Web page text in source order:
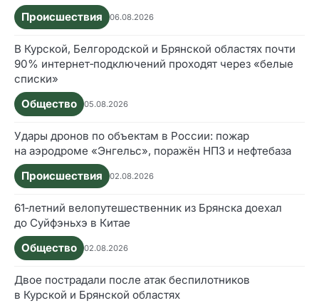
Происшествия
06.08.2026
В Курской, Белгородской и Брянской областях почти
90% интернет‑подключений проходят через «белые
списки»
Общество
05.08.2026
Удары дронов по объектам в России: пожар
на аэродроме «Энгельс», поражён НПЗ и нефтебаза
Происшествия
02.08.2026
61‑летний велопутешественник из Брянска доехал
до Суйфэньхэ в Китае
Общество
02.08.2026
Двое пострадали после атак беспилотников
в Курской и Брянской областях